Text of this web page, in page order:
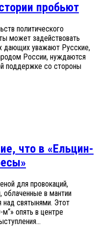
пробьют
политического
может задействовать
дающих уважают Русские,
России, нуждаются
поддержке со стороны
что в «Ельцин-
для провокаций,
облаченные в мантии
над святынями. Этот
опять в центре